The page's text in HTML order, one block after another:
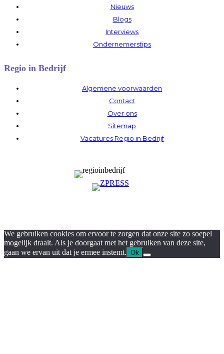
Nieuws
Blogs
Interviews
Ondernemerstips
Regio in Bedrijf
Algemene voorwaarden
Contact
Over ons
Sitemap
Vacatures Regio in Bedrijf
We gebruiken cookies om ervoor te zorgen dat onze site zo soepel
mogelijk draait. Als je doorgaat met het gebruiken van deze site,
gaan we ervan uit dat je ermee instemt. Ok